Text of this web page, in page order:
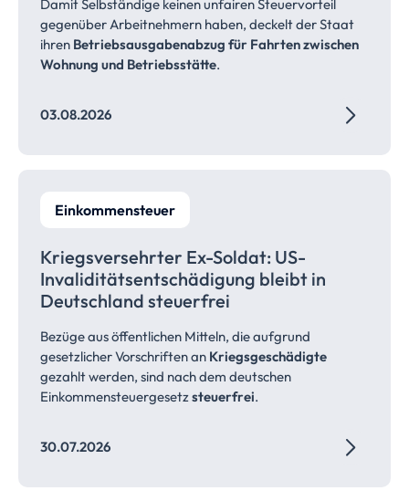
Damit Selbständige keinen unfairen Steuervorteil
gegenüber Arbeitnehmern haben, deckelt der Staat
ihren Betriebsausgabenabzug für Fahrten zwischen
Wohnung und Betriebsstätte.
03.08.2026
Einkommensteuer
Kriegsversehrter Ex-Soldat: US-
Invaliditätsentschädigung bleibt in
Deutschland steuerfrei
Bezüge aus öffentlichen Mitteln, die aufgrund
gesetzlicher Vorschriften an Kriegsgeschädigte
gezahlt werden, sind nach dem deutschen
Einkommensteuergesetzsteuerfrei.
30.07.2026